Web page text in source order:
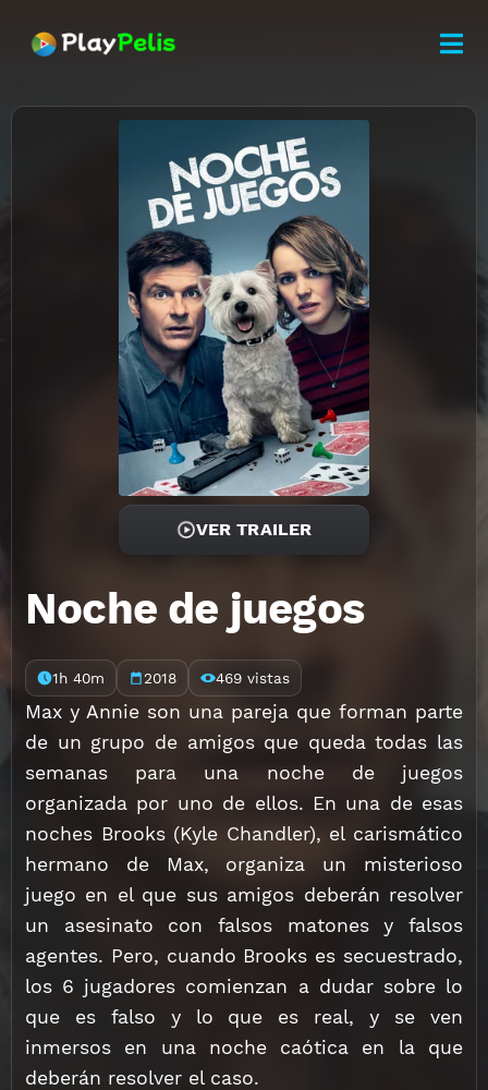
VER TRAILER
Noche de juegos
1h 40m 2018 469 vistas
Max y Annie son una pareja que forman parte
de un grupo de amigos que queda todas las
semanas para una noche de juegos
organizada por uno de ellos. En una de esas
noches Brooks (Kyle Chandler), el carismático
hermano de Max, organiza un misterioso
juego en el que sus amigos deberán resolver
un asesinato con falsos matones y falsos
agentes. Pero, cuando Brooks es secuestrado,
los 6 jugadores comienzan a dudar sobre lo
que es falso y lo que es real, y se ven
inmersos en una noche caótica en la que
deberán resolver el caso.